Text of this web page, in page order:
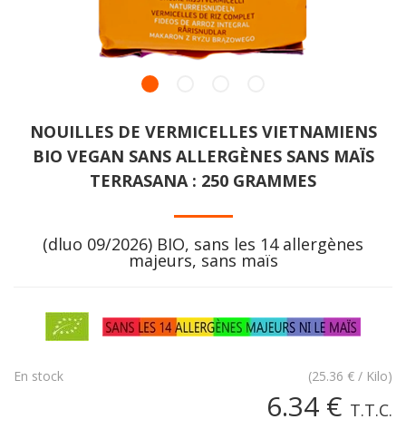
NOUILLES DE VERMICELLES VIETNAMIENS
BIO VEGAN SANS ALLERGÈNES SANS MAÏS
TERRASANA : 250 GRAMMES
(dluo 09/2026) BIO, sans les 14 allergènes
majeurs, sans maïs
(25.36 € / Kilo)
6.34 € T.T.C.
En stock